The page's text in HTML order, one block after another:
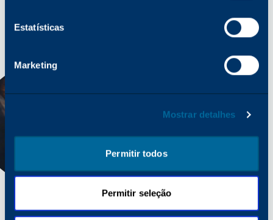
Estatísticas
Marketing
Mostrar detalhes
Permitir todos
Permitir seleção